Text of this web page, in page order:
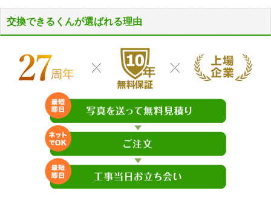
交換できるくんが選ばれる理由